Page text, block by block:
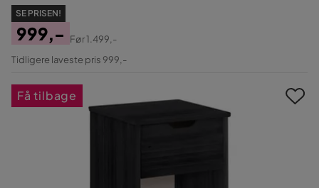
SE PRISEN!
Pris
999,-
Original
Før1.499,-
Tidligere laveste pris 999,-
Få tilbage